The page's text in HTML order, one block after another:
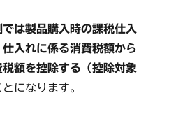
では製品購入時の課税仕入
入れに係る消費税額から
額を控除する（控除対象
とになります。